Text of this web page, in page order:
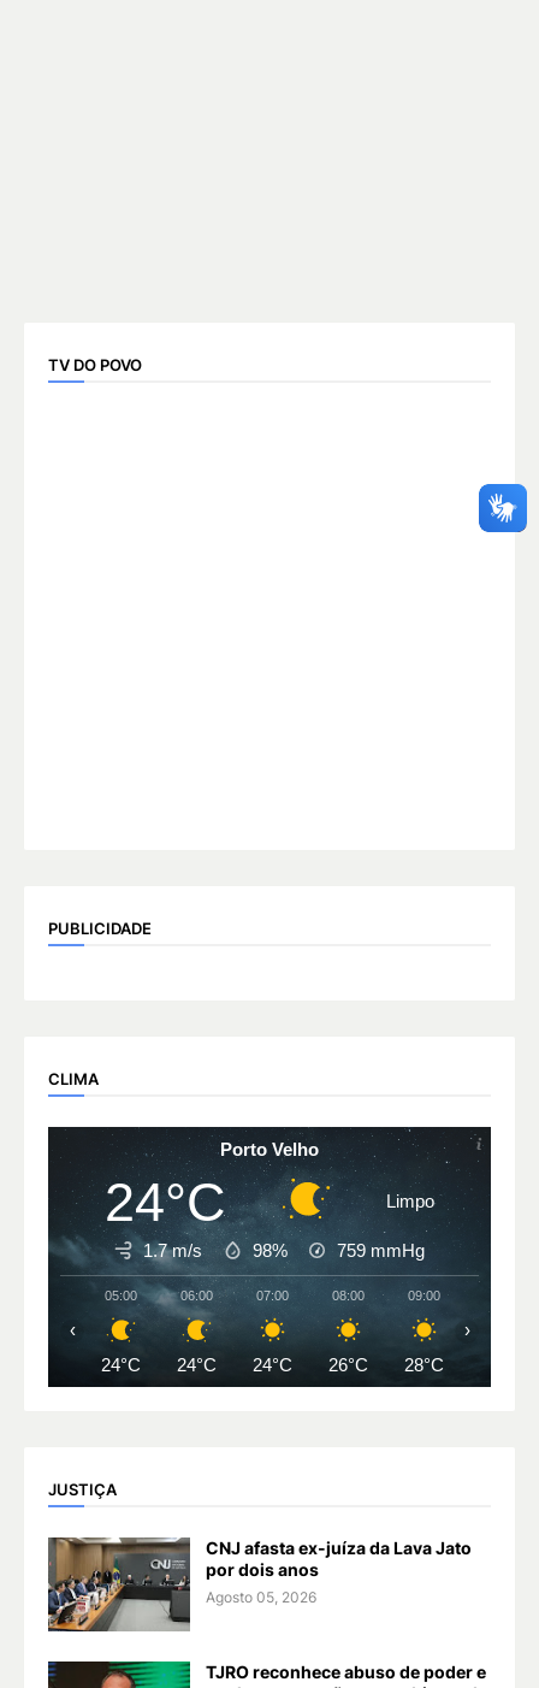
TV DO POVO
PUBLICIDADE
CLIMA
Porto Velho
24°C Limpo
1.7 m/s 98% 759 mmHg
05:00
24°C
06:00
24°C
07:00
24°C
08:00
26°C
09:00
28°C
‹ ›
JUSTIÇA
CNJ afasta ex-juíza da Lava Jato
por dois anos
Agosto 05, 2026
TJRO reconhece abuso de poder e